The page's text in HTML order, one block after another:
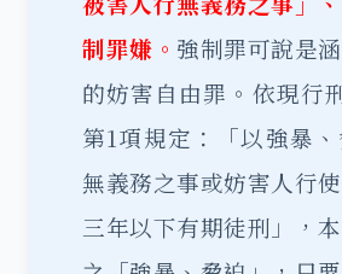
制罪嫌。 強制罪可說是
的妨害自由罪。依現行
第1項規定：「以強暴
無義務之事或妨害人行
三年以下有期徒刑」，